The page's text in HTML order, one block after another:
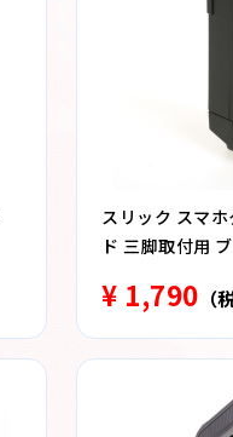
スリック スマ
ド 三脚取付用
¥ 1,790 （